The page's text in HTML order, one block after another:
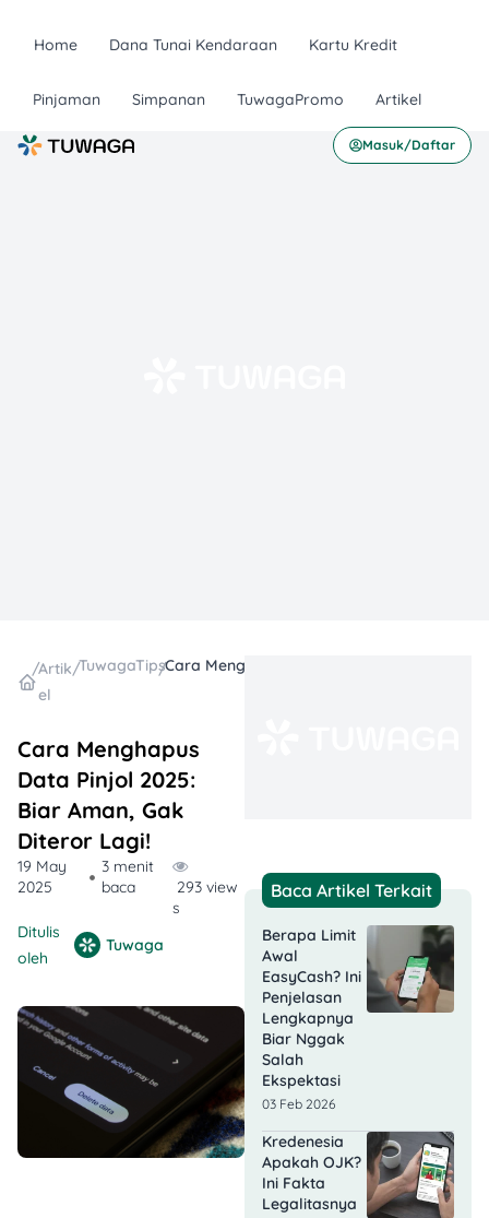
Home Dana Tunai Kendaraan Kartu Kredit
Pinjaman Simpanan TuwagaPromo Artikel
Masuk/Daftar
/Artik
el
/TuwagaTips
/
Cara Menghapus
Data Pinjol 2025:
Biar Aman, Gak
Diteror Lagi!
19 May
2025
3 menit
baca
293 view
s
Ditulis
oleh
Tuwaga
Baca Artikel Terkait
Berapa Limit
Awal
EasyCash? Ini
Penjelasan
Lengkapnya
Biar Nggak
Salah
Ekspektasi
03 Feb 2026
Kredenesia
Apakah OJK?
Ini Fakta
Legalitasnya